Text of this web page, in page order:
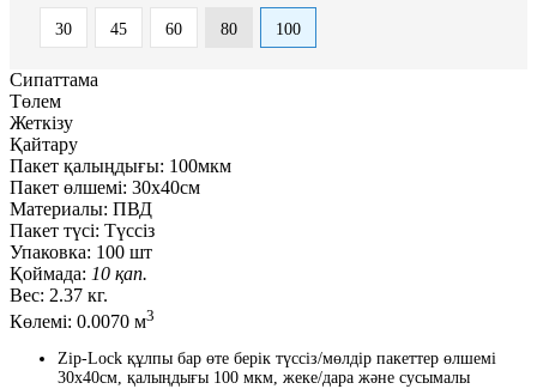
30 45 60 80 100
Сипаттама
Төлем
Жеткізу
Қайтару
Пакет қалыңдығы: 100мкм
Пакет өлшемі: 30x40см
Материалы: ПВД
Пакет түсі: Түссіз
Упаковка: 100 шт
Қоймада: 10 қап.
Вес: 2.37 кг.
Көлемі: 0.0070 м3
Zip-Lock құлпы бар өте берік түссіз/мөлдір пакеттер өлшемі
30х40см, қалыңдығы 100 мкм, жеке/дара және сусымалы